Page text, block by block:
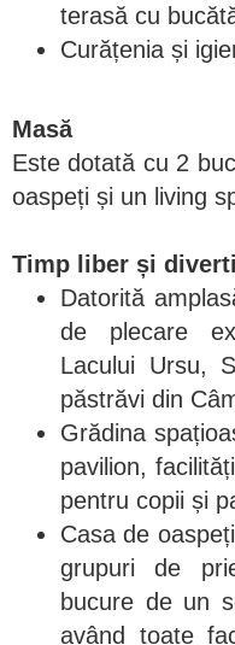
terasă cu
Curățenia și
Masă
Este dotată cu 2
oaspeți și un living
Timp liber și
Datorită
de plecare
Lacului Ursu,
păstrăvi din
Grădina
pavilion,
pentru copii și
Casa de
grupuri de
bucure de un
având toate